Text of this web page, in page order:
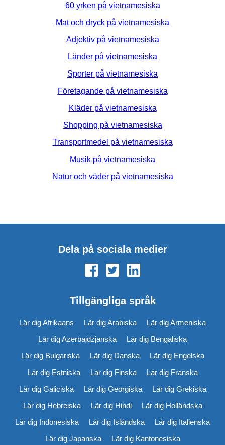
60 yrken på vietnamesiska
Mat och dryck på vietnamesiska
Adjektiv på vietnamesiska
Länder på vietnamesiska
Sporter på vietnamesiska
Företagande på vietnamesiska
Kläder på vietnamesiska
Shopping på vietnamesiska
Transportmedel på vietnamesiska
Musik på vietnamesiska
Natur och väder på vietnamesiska
Dela på sociala medier
Tillgängliga språk
Lär dig Afrikaans Lär dig Arabiska
Lär dig Armeniska
Lär dig Azerbajdzjanska
Lär dig Bengaliska
Lär dig Bulgariska
Lär dig Danska
Lär dig Engelska
Lär dig Estniska
Lär dig Finska
Lär dig Franska
Lär dig Galiciska
Lär dig Georgiska
Lär dig Grekiska
Lär dig Hebreiska
Lär dig Hindi
Lär dig Holländska
Lär dig Indonesiska
Lär dig Isländska
Lär dig Italienska
Lär dig Japanska
Lär dig Kantonesiska